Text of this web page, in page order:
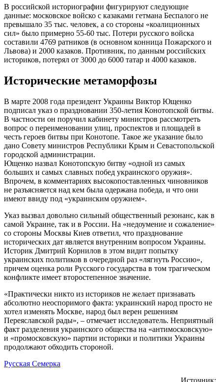
В российской историографии фигурируют следующие
данные: московское войско с казаками гетмана Беспалого не
превышало 35 тыс. человек, а со стороны «коалиционных
сил» было примерно 55-60 тыс. Потери русского войска
составили 4769 ратников (в основном конница Пожарского и
Львова) и 2000 казаков. Противник, по данным российских
историков, потерял от 3000 до 6000 татар и 4000 казаков.
Исторические метаморфозы
В марте 2008 года президент Украины Виктор Ющенко
подписал указ о праздновании 350-летия Конотопской битвы.
В частности он поручил кабинету министров рассмотреть
вопрос о переименовании улиц, проспектов и площадей в
честь героев битвы при Конотопе. Такое же указание было
дано Совету министров Республики Крым и Севастопольской
городской администрации.
Ющенко назвал Конотопскую битву «одной из самых
больших и самых славных побед украинского оружия».
Впрочем, в комментариях высокопоставленных чиновников
не разъясняется над кем была одержана победа, и что они
имеют ввиду под «украинским оружием».
Указ вызвал довольно сильный общественный резонанс, как в
самой Украине, так и в России. На «недоумение и сожаление»
со стороны Москвы Киев ответил, что празднование
исторических дат является внутренним вопросом Украины.
Историк Дмитрий Корнилов в этом видит попытку
украинских политиков в очередной раз «лягнуть Россию»,
причем оценка роли Русского государства в том трагическом
конфликте имеет второстепенное значение.
«Практически никто из историков не желает признавать
абсолютно неоспоримого факта: украинский народ просто не
хотел изменять Москве, народ был верен решениям
Переяславской рады», – отмечает исследователь. Неприятный
факт разделения украинского общества на «антимосковскую»
и «промосковскую» партии историки и политики Украины
продолжают обходить стороной.
Русская Семерка
Источник: